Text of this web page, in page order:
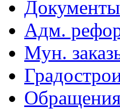
Документы
Адм.
Мун.